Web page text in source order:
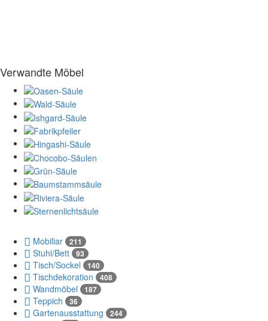
Verwandte Möbel
Mobiliar 211
Stuhl/Bett 93
Tisch/Sockel 140
Tischdekoration 408
Wandmöbel 187
Teppich 36
Gartenausstattung 244